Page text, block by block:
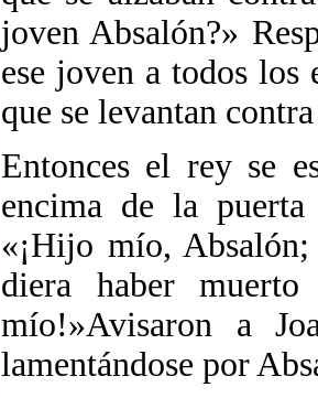
joven Absalón?»
ese joven a todos
que se levantan
Entonces el rey se
encima de la
«¡Hijo mío,
diera haber
mío!»Avisaron a
lamentándose por